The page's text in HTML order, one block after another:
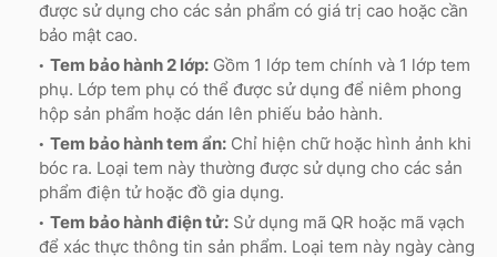
được sử dụng cho các sản phẩm có giá trị cao hoặc cần
bảo mật cao.
Tem bảo hành 2 lớp: Gồm 1 lớp tem chính và 1 lớp tem
phụ. Lớp tem phụ có thể được sử dụng để niêm phong
hộp sản phẩm hoặc dán lên phiếu bảo hành.
Tem bảo hành tem ẩn: Chỉ hiện chữ hoặc hình ảnh khi
bóc ra. Loại tem này thường được sử dụng cho các sản
phẩm điện tử hoặc đồ gia dụng.
Tem bảo hành điện tử: Sử dụng mã QR hoặc mã vạch
để xác thực thông tin sản phẩm. Loại tem này ngày càng